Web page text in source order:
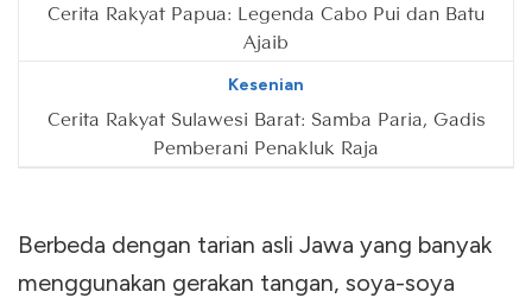
Cerita Rakyat Papua: Legenda Cabo Pui dan Batu
Ajaib
Kesenian
Cerita Rakyat Sulawesi Barat: Samba Paria, Gadis
Pemberani Penakluk Raja
Berbeda dengan tarian asli Jawa yang banyak
menggunakan gerakan tangan, soya-soya